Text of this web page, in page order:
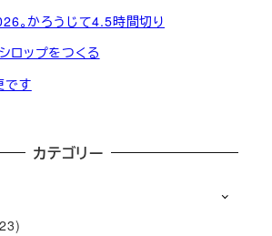
。かろうじて4.5時間切り
ロップをつくる
です
カテゴリー